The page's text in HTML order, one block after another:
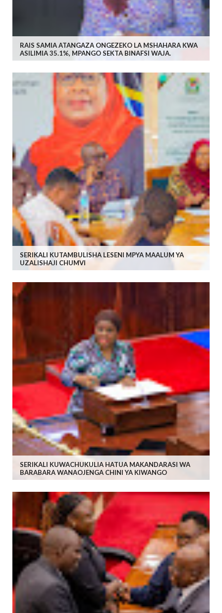
RAIS SAMIA ATANGAZA ONGEZEKO LA MSHAHARA KWA
ASILIMIA 35.1%, MPANGO SEKTA BINAFSI WAJA.
SERIKALI KUTAMBULISHA LESENI MPYA MAALUM YA
UZALISHAJI CHUMVI
SERIKALI KUWACHUKULIA HATUA MAKANDARASI WA
BARABARA WANAOJENGA CHINI YA KIWANGO